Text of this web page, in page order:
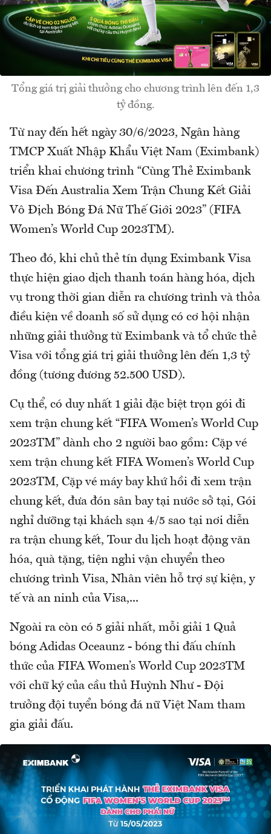
Tổng giá trị giải thưởng cho chương trình lên đến 1,3
tỷ đồng.
Từ nay đến hết ngày 30/6/2023, Ngân hàng
TMCP Xuất Nhập Khẩu Việt Nam (Eximbank)
triển khai chương trình “Cùng Thẻ Eximbank
Visa Đến Australia Xem Trận Chung Kết Giải
Vô Địch Bóng Đá Nữ Thế Giới 2023” (FIFA
Women’s World Cup 2023TM).
Theo đó, khi chủ thẻ tín dụng Eximbank Visa
thực hiện giao dịch thanh toán hàng hóa, dịch
vụ trong thời gian diễn ra chương trình và thỏa
điều kiện về doanh số sử dụng có cơ hội nhận
những giải thưởng từ Eximbank và tổ chức thẻ
Visa với tổng giá trị giải thưởng lên đến 1,3 tỷ
đồng (tương đương 52.500 USD).
Cụ thể, có duy nhất 1 giải đặc biệt trọn gói đi
xem trận chung kết “FIFA Women’s World Cup
2023TM” dành cho 2 người bao gồm: Cặp vé
xem trận chung kết FIFA Women’s World Cup
2023TM, Cặp vé máy bay khứ hồi đi xem trận
chung kết, đưa đón sân bay tại nước sở tại, Gói
nghỉ dưỡng tại khách sạn 4/5 sao tại nơi diễn
ra trận chung kết, Tour du lịch hoạt động văn
hóa, quà tặng, tiện nghi vận chuyển theo
chương trình Visa, Nhân viên hỗ trợ sự kiện, y
tế và an ninh của Visa,...
Ngoài ra còn có 5 giải nhất, mỗi giải 1 Quả
bóng Adidas Oceaunz - bóng thi đấu chính
thức của FIFA Women’s World Cup 2023TM
với chữ ký của cầu thủ Huỳnh Như - Đội
trưởng đội tuyển bóng đá nữ Việt Nam tham
gia giải đấu.